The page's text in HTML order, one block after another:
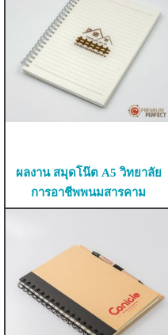
ผลงาน สมุดโน๊ต A5 วิทยาลัย
การอาชีพพนมสารคาม